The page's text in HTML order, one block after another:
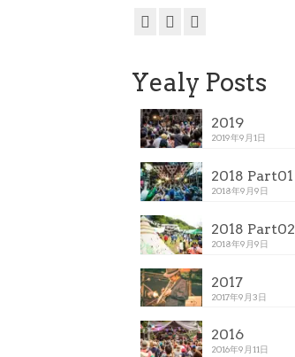
Yealy Posts
2019
2019年9月1日
2018 Part01
2018年9月9日
2018 Part02
2018年9月9日
2017
2017年9月3日
2016
2016年9月11日